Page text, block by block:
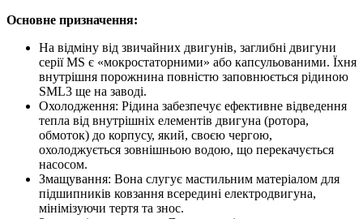
Основне призначення:
На відміну від звичайних двигунів, заглибні двигуни
серії MS є «мокростаторними» або капсульованими. Їхня
внутрішня порожнина повністю заповнюється рідиною
SML3 ще на заводі.
Охолодження: Рідина забезпечує ефективне відведення
тепла від внутрішніх елементів двигуна (ротора,
обмоток) до корпусу, який, своєю чергою,
охолоджується зовнішньою водою, що перекачується
насосом.
Змащування: Вона слугує мастильним матеріалом для
підшипників ковзання всередині електродвигуна,
мінімізуючи тертя та знос.